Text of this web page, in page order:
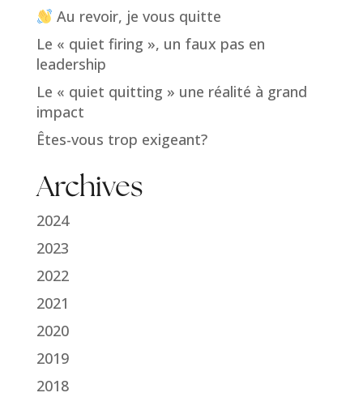
Au revoir, je vous quitte
Le « quiet firing », un faux pas en
leadership
Le « quiet quitting » une réalité à grand
impact
Êtes-vous trop exigeant?
Archives
2024
2023
2022
2021
2020
2019
2018